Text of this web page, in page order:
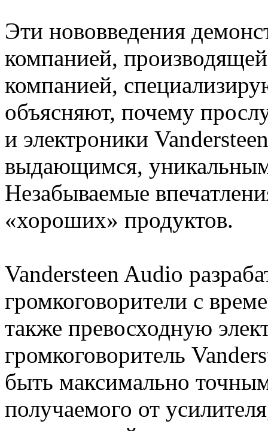
Эти нововведения
компанией,
компанией,
объясняют, почему
и электроники
выдающимся,
Незабываемые
«хороших» продуктов.
Vandersteen Audio
громкоговорители с
также превосходную
громкоговоритель
быть максимально
получаемого от